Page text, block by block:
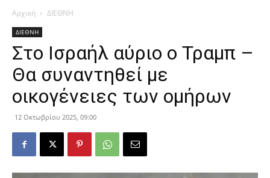
Αρχική ΔΙΕΘΝΗ
ΔΙΕΘΝΗ
Στο Ισραήλ αύριο ο Τραμπ –
Θα συναντηθεί με
οικογένειες των ομήρων
12 Οκτωβρίου 2025, 09:00